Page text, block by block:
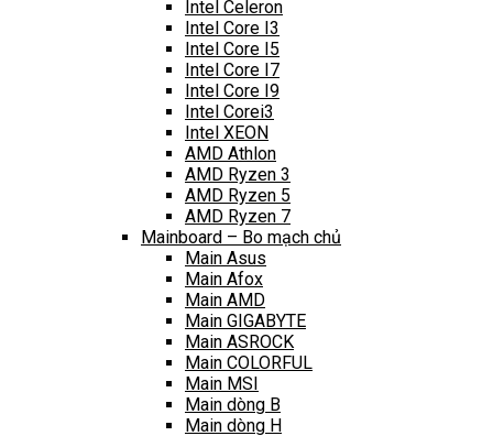
Intel Celeron
Intel Core I3
Intel Core I5
Intel Core I7
Intel Core I9
Intel Corei3
Intel XEON
AMD Athlon
AMD Ryzen 3
AMD Ryzen 5
AMD Ryzen 7
Mainboard – Bo mạch chủ
Main Asus
Main Afox
Main AMD
Main GIGABYTE
Main ASROCK
Main COLORFUL
Main MSI
Main dòng B
Main dòng H